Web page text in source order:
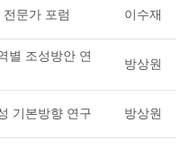
문가 포럼 이수재
별 조성방안 연
방상원
기본방향 연구 방상원